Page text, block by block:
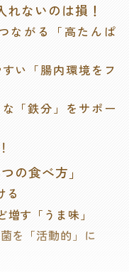
ないのは損！
ながる「高たんぱ
い「腸内環境をフ
「鉄分」をサポー
の食べ方」
る
す「うま味」
を「活動的」に